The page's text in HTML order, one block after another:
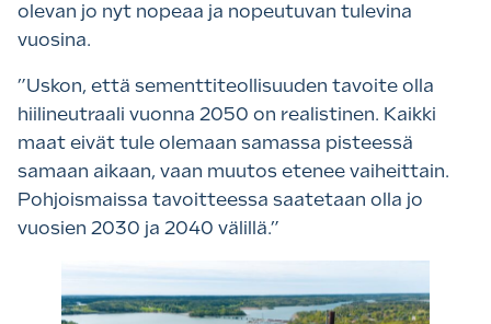
olevan jo nyt nopeaa ja nopeutuvan tulevina
vuosina.
”Uskon, että sementtiteollisuuden tavoite olla
hiilineutraali vuonna 2050 on realistinen. Kaikki
maat eivät tule olemaan samassa pisteessä
samaan aikaan, vaan muutos etenee vaiheittain.
Pohjoismaissa tavoitteessa saatetaan olla jo
vuosien 2030 ja 2040 välillä.”